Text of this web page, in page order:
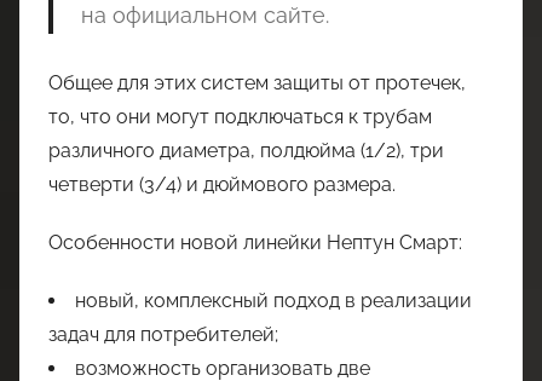
на официальном сайте.
Общее для этих систем защиты от протечек,
то, что они могут подключаться к трубам
различного диаметра, полдюйма (1/2), три
четверти (3/4) и дюймового размера.
Особенности новой линейки Нептун Смарт:
новый, комплексный подход в реализации
задач для потребителей;
возможность организовать две